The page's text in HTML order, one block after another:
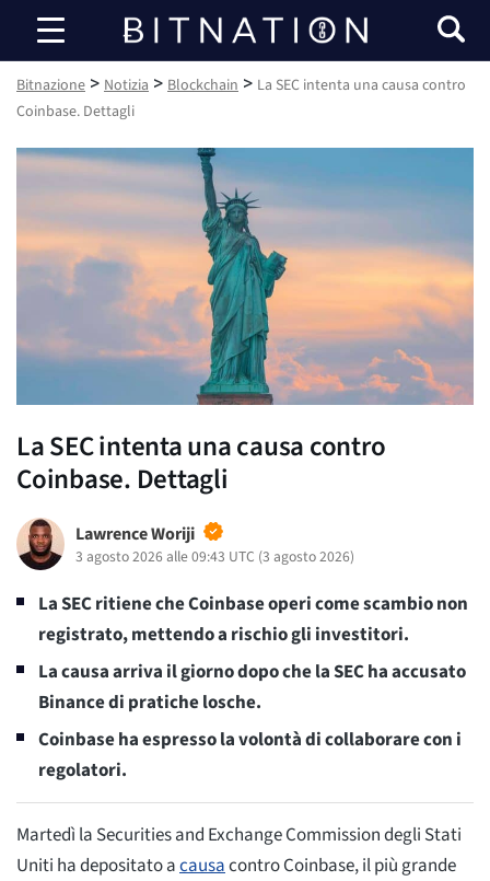
Bitnazione
Bitnazione > Notizia > Blockchain > La SEC intenta una causa contro
Coinbase. Dettagli
La SEC intenta una causa contro
Coinbase. Dettagli
Lawrence Woriji
3 agosto 2026 alle 09:43 UTC (3 agosto 2026)
La SEC ritiene che Coinbase operi come scambio non
registrato, mettendo a rischio gli investitori.
La causa arriva il giorno dopo che la SEC ha accusato
Binance di pratiche losche.
Coinbase ha espresso la volontà di collaborare con i
regolatori.
Martedì la Securities and Exchange Commission degli Stati
Uniti ha depositato acausacontro Coinbase, il più grande